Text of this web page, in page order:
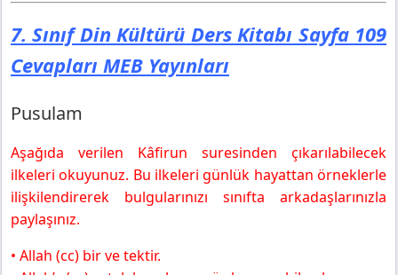
7. Sınıf Din Kültürü Ders Kitabı Sayfa 109
Cevapları MEB Yayınları
Pusulam
Aşağıda verilen Kâfirun suresinden çıkarılabilecek
ilkeleri okuyunuz. Bu ilkeleri günlük hayattan örneklerle
ilişkilendirerek bulgularınızı sınıfta arkadaşlarınızla
paylaşınız.
• Allah (cc) bir ve tektir.